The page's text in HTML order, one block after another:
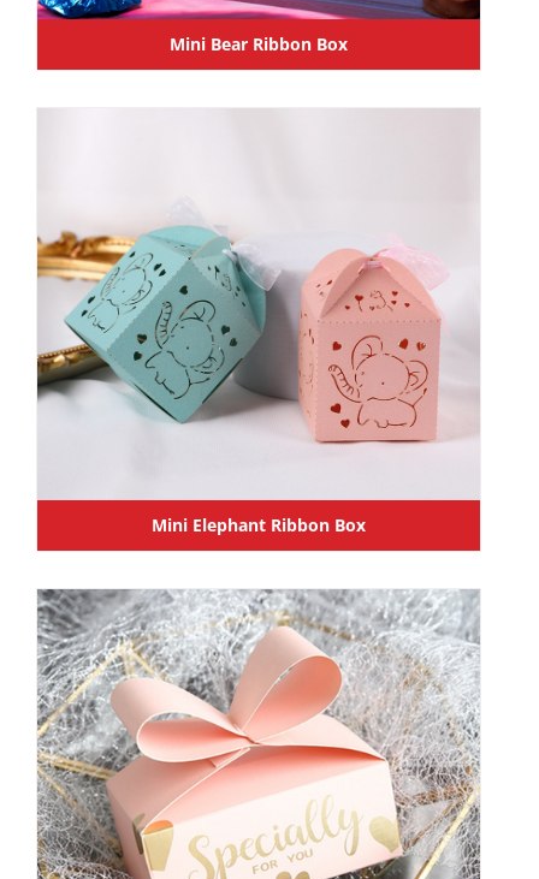
Mini Bear Ribbon Box
Mini Elephant Ribbon Box